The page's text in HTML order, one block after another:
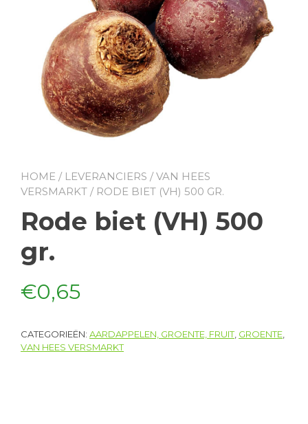
HOME / LEVERANCIERS /VAN HEES
VERSMARKT / RODE BIET (VH) 500 GR.
Rode biet (VH) 500
gr.
€0,65
CATEGORIEËN: AARDAPPELEN, GROENTE, FRUIT, GROENTE,
VAN HEES VERSMARKT